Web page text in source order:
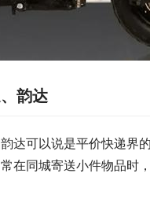
韵达
达可以说是平价快递界
在同城寄送小件物品时